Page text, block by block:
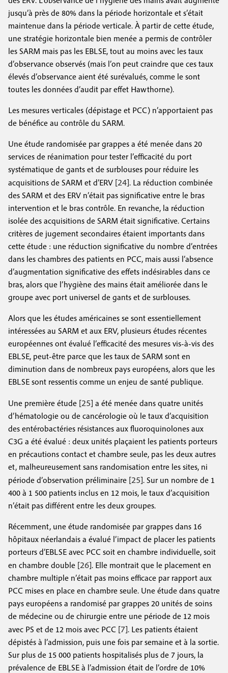
jusqu’à près de 80% dans la période horizontale et s’était
maintenue dans la période verticale. À partir de cette étude,
une stratégie horizontale bien menée a permis de contrôler
les SARM mais pas les EBLSE, tout au moins avec les taux
d’observance observés (mais l’on peut craindre que ces taux
élevés d’observance aient été surévalués, comme le sont
toutes les données d’audit par effet Hawthorne).
Les mesures verticales (dépistage et PCC) n’apportaient pas
de bénéfice au contrôle du SARM.
Une étude randomisée par grappes a été menée dans 20
services de réanimation pour tester l’efficacité du port
systématique de gants et de surblouses pour réduire les
acquisitions de SARM et d’ERV [24]. La réduction combinée
des SARM et des ERV n’était pas significative entre le bras
intervention et le bras contrôle. En revanche, la réduction
isolée des acquisitions de SARM était significative. Certains
critères de jugement secondaires étaient importants dans
cette étude : une réduction significative du nombre d’entrées
dans les chambres des patients en PCC, mais aussi l’absence
d’augmentation significative des effets indésirables dans ce
bras, alors que l’hygiène des mains était améliorée dans le
groupe avec port universel de gants et de surblouses.
Alors que les études américaines se sont essentiellement
intéressées au SARM et aux ERV, plusieurs études récentes
européennes ont évalué l’efficacité des mesures vis-à-vis des
EBLSE, peut-être parce que les taux de SARM sont en
diminution dans de nombreux pays européens, alors que les
EBLSE sont ressentis comme un enjeu de santé publique.
Une première étude [25] a été menée dans quatre unités
d’hématologie ou de cancérologie où le taux d’acquisition
des entérobactéries résistances aux fluoroquinolones aux
C3G a été évalué : deux unités plaçaient les patients porteurs
en précautions contact et chambre seule, pas les deux autres
et, malheureusement sans randomisation entre les sites, ni
période d’observation préliminaire [25]. Sur un nombre de 1
400 à 1 500 patients inclus en 12 mois, le taux d’acquisition
n’était pas différent entre les deux groupes.
Récemment, une étude randomisée par grappes dans 16
hôpitaux néerlandais a évalué l’impact de placer les patients
porteurs d’EBLSE avec PCC soit en chambre individuelle, soit
en chambre double [26]. Elle montrait que le placement en
chambre multiple n’était pas moins efficace par rapport aux
PCC mises en place en chambre seule. Une étude dans quatre
pays européens a randomisé par grappes 20 unités de soins
de médecine ou de chirurgie entre une période de 12 mois
avec PS et de 12 mois avec PCC [7]. Les patients étaient
dépistés à l’admission, puis une fois par semaine et à la sortie.
Sur plus de 15 000 patients hospitalisés plus de 7 jours, la
prévalence de EBLSE à l’admission était de l’ordre de 10%